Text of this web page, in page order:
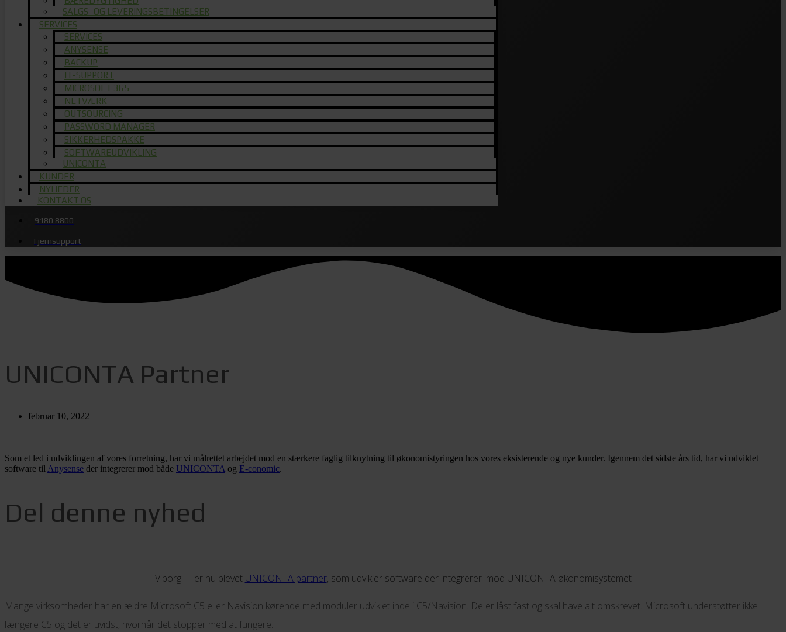
SALGS- OG LEVERINGSBETINGELSER
SERVICES
SERVICES
ANYSENSE
BACKUP
IT-SUPPORT
MICROSOFT 365
NETVÆRK
OUTSOURCING
PASSWORD MANAGER
SIKKERHEDSPAKKE
SOFTWAREUDVIKLING
UNICONTA
KUNDER
NYHEDER
KONTAKT OS
9180 8800
Fjernsupport
UNICONTA Partner
februar 10, 2022
Som et led i udviklingen af vores forretning, har vi målrettet arbejdet mod en stærkere faglig tilknytning til økonomistyringen hos vores eksisterende og nye kunder. Igennem det sidste års tid, har vi udviklet
software tilAnysense der integrerer mod både UNICONTA og E-conomic.
Del denne nyhed
Viborg IT er nu blevet UNICONTA partner, som udvikler software der integrerer imod UNICONTA økonomisystemet
Mange virksomheder har en ældre Microsoft C5 eller Navision kørende med moduler udviklet inde i C5/Navision. De er låst fast og skal have alt omskrevet. Microsoft understøtter ikke
længere C5 og det er uvidst, hvornår det stopper med at fungere.